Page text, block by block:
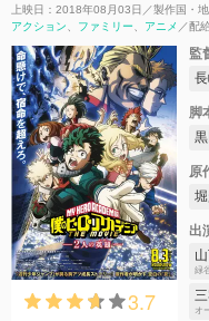
上映日：2018年08月03日 製作国・地
アクション
ファミリー アニメ 配
3.7
監
脚
原
出
緑
オ